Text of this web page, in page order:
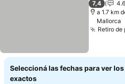
7,4
a 1.7 km
Mallorca
Retiro de
Seleccioná las fechas para ver
exactos